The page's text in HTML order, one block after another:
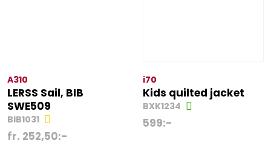
A310
LERSS Sail, BIB
SWE509
BIB1031
fr. 252,50:-
i70
Kids quilted jacket
BXK1234
599:-